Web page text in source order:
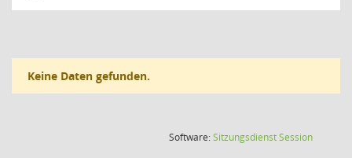
Keine Daten gefunden.
Software:SitzungsdienstSession(Wird in